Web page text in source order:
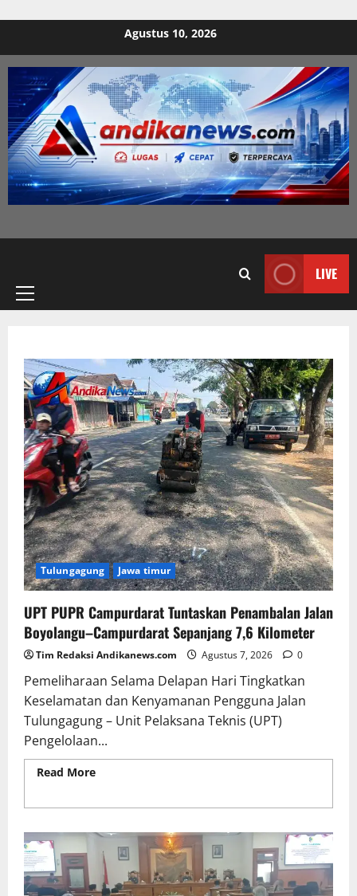
Agustus 10, 2026
LIVE
Blog
Tulungagung Jawa timur
UPT PUPR Campurdarat Tuntaskan Penambalan Jalan
Boyolangu–Campurdarat Sepanjang 7,6 Kilometer
Tim Redaksi Andikanews.com Agustus 7, 2026 0
Pemeliharaan Selama Delapan Hari Tingkatkan
Keselamatan dan Kenyamanan Pengguna Jalan
Tulungagung – Unit Pelaksana Teknis (UPT)
Pengelolaan...
Read More